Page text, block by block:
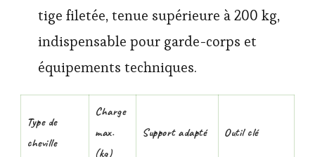
tige filetée, tenue supérieure à 200 kg,
indispensable pour garde-corps et
équipements techniques.
Type de
cheville
Charge
max.
(kg)
Support adapté Outil clé